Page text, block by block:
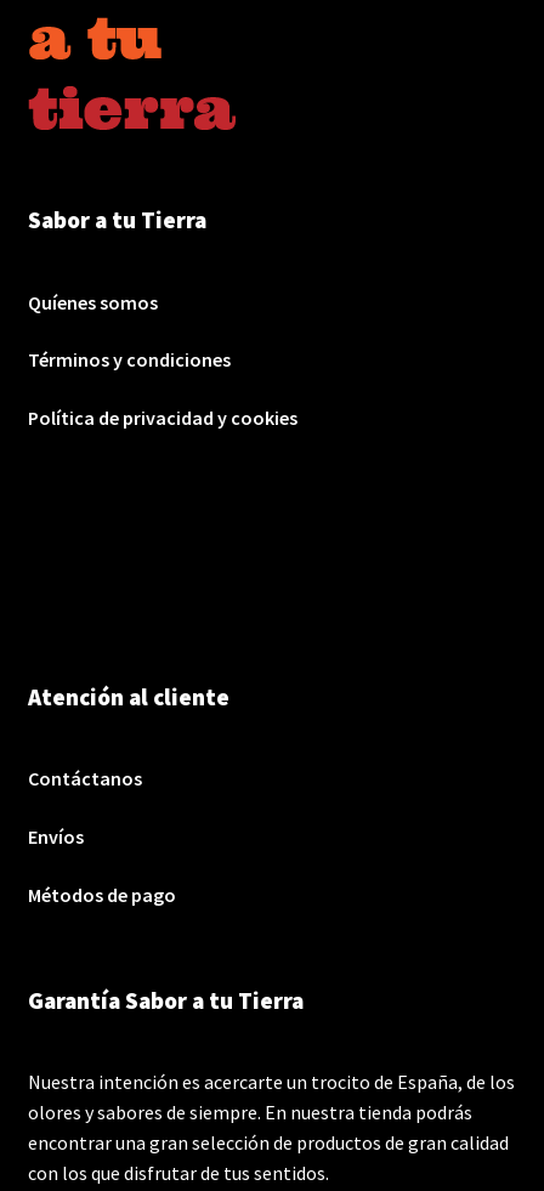
Sabor a tu Tierra
Quíenes somos
Términos y condiciones
Política de privacidad y cookies
Atención al cliente
Contáctanos
Envíos
Métodos de pago
Garantía Sabor a tu Tierra
Nuestra intención es acercarte un trocito de España, de los
olores y sabores de siempre. En nuestra tienda podrás
encontrar una gran selección de productos de gran calidad
con los que disfrutar de tus sentidos.